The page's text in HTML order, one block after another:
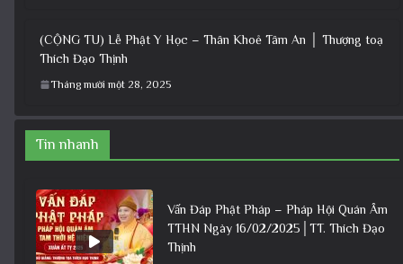
(CỘNG TU) Lễ Phật Y Học – Thân Khoẻ Tâm An │ Thượng toạ
Thích Đạo Thịnh
Tháng mười một 28, 2025
Tin nhanh
Vấn Đáp Phật Pháp – Pháp Hội Quán Âm
TTHN Ngày 16/02/2025│TT. Thích Đạo
Thịnh